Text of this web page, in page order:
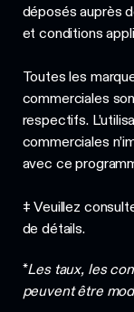
déposés auprès
et conditions
Toutes les
commerciales
respectifs.
commerciales
avec ce
‡ Veuillez
de détails.
*Les taux, les
peuvent être